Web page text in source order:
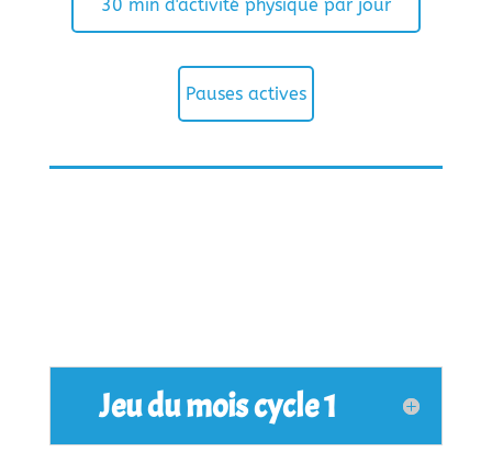
30 min d'activité physique par jour
Pauses actives
Jeu du mois cycle 1